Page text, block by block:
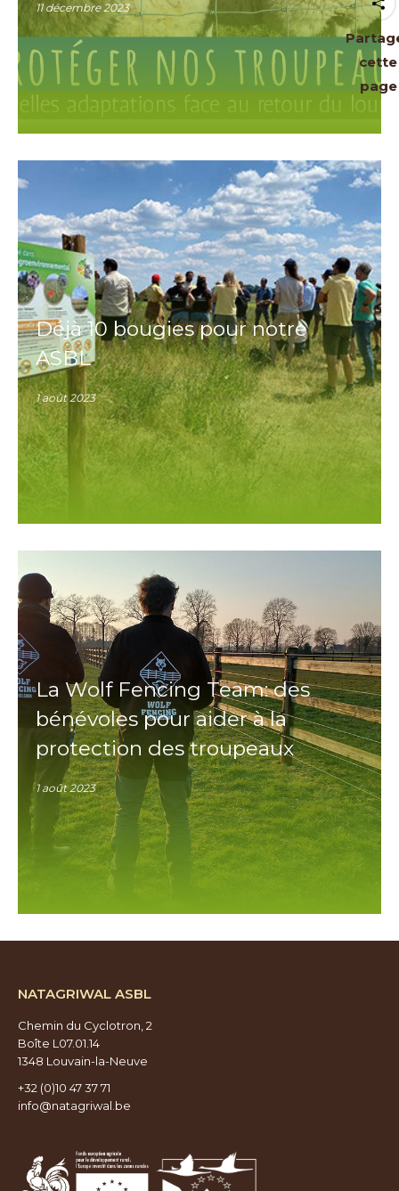
11 décembre 2023
Déjà 10 bougies pour notre
ASBL
1 août 2023
La Wolf Fencing Team: des
bénévoles pour aider à la
protection des troupeaux
1 août 2023
cette
page
NATAGRIWAL ASBL
Chemin du Cyclotron, 2
Boîte L07.01.14
1348 Louvain-la-Neuve
+32 (0)10 47 37 71
info@natagriwal.be